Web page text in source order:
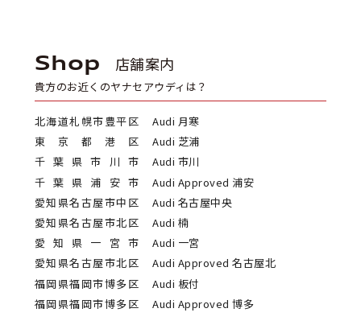
Shop 店舗案内
貴方のお近くのヤナセアウディは？
北海道札幌市豊平区
Audi 月寒
東京都港区
Audi 芝浦
千葉県市川市
Audi 市川
千葉県浦安市
Audi Approved 浦安
愛知県名古屋市中区
Audi 名古屋中央
愛知県名古屋市北区
Audi 楠
愛知県一宮市
Audi 一宮
愛知県名古屋市北区
Audi Approved 名古屋北
福岡県福岡市博多区
Audi 板付
福岡県福岡市博多区
Audi Approved 博多